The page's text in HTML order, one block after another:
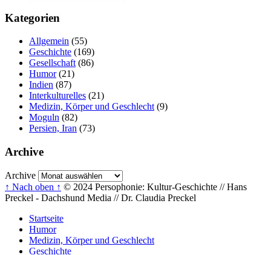
Kategorien
Allgemein (55)
Geschichte (169)
Gesellschaft (86)
Humor(21)
Indien (87)
Interkulturelles (21)
Medizin, Körper und Geschlecht (9)
Moguln (82)
Persien, Iran (73)
Archive
Archive
↑ Nach oben ↑ © 2024 Persophonie: Kultur-Geschichte // Hans
Preckel - Dachshund Media // Dr. Claudia Preckel
Startseite
Humor
Medizin, Körper und Geschlecht
Geschichte